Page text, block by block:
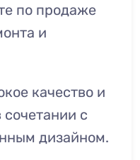
по продаже
и
качество и
сочетании с
дизайном.